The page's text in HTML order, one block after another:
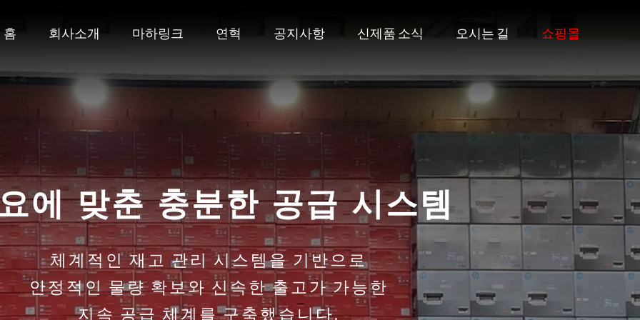
홈 회사소개 마하링크 연혁 공지사항 신제품 소식 오시는 길 쇼핑몰
ipTIME 부산·경남 총판
네트워크 전문 브랜드 ipTIME의 다양한 제품들을
부산·경남 지역에 안정적으로 공급합니다.